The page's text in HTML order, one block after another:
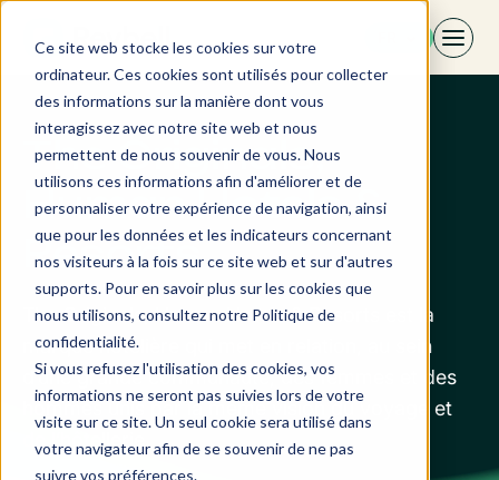
Ce site web stocke les cookies sur votre
ordinateur. Ces cookies sont utilisés pour collecter
des informations sur la manière dont vous
interagissez avec notre site web et nous
permettent de nous souvenir de vous. Nous
utilisons ces informations afin d'améliorer et de
personnaliser votre expérience de navigation, ainsi
que pour les données et les indicateurs concernant
nos visiteurs à la fois sur ce site web et sur d'autres
supports. Pour en savoir plus sur les cookies que
nous utilisons, consultez notre Politique de
confidentialité.
Si vous refusez l'utilisation des cookies, vos
informations ne seront pas suivies lors de votre
visite sur ce site. Un seul cookie sera utilisé dans
votre navigateur afin de se souvenir de ne pas
suivre vos préférences.
Aller
contenu
The Originals,
Human Hotels &
Resorts
The Originals, Human Hotels & Resorts est la
marque hôtelière qui met en relation, au sein
d’une grande communauté, des femmes et des
hommes unis par la même vision du voyage et
de l’hôtellerie.